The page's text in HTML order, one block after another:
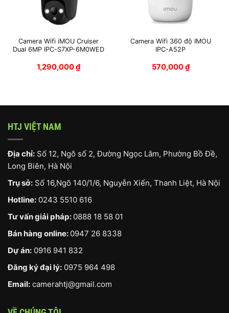
Camera Wifi iMOU Cruiser
Dual 6MP IPC-S7XP-6M0WED
1,290,000₫
Camera Wifi 360 độ IMOU
IPC-A52P
570,000₫
HTJ VIỆT NAM
Địa chỉ: Số 12, Ngõ số 2, Đường Ngọc Lâm, Phường Bồ Đề,
Long Biên, Hà Nội
Trụ sở: Số 16,Ngõ 140/1/6, Nguyễn Xiển, Thanh Liệt, Hà Nội
Hotline: 0243 5510 616
Tư vấn giải pháp: 0888 18 58 01
Bán hàng online: 0947 26 8338
Dự án: 0916 941 832
Đăng ký đại lý: 0975 964 498
Email: camerahtj@gmail.com